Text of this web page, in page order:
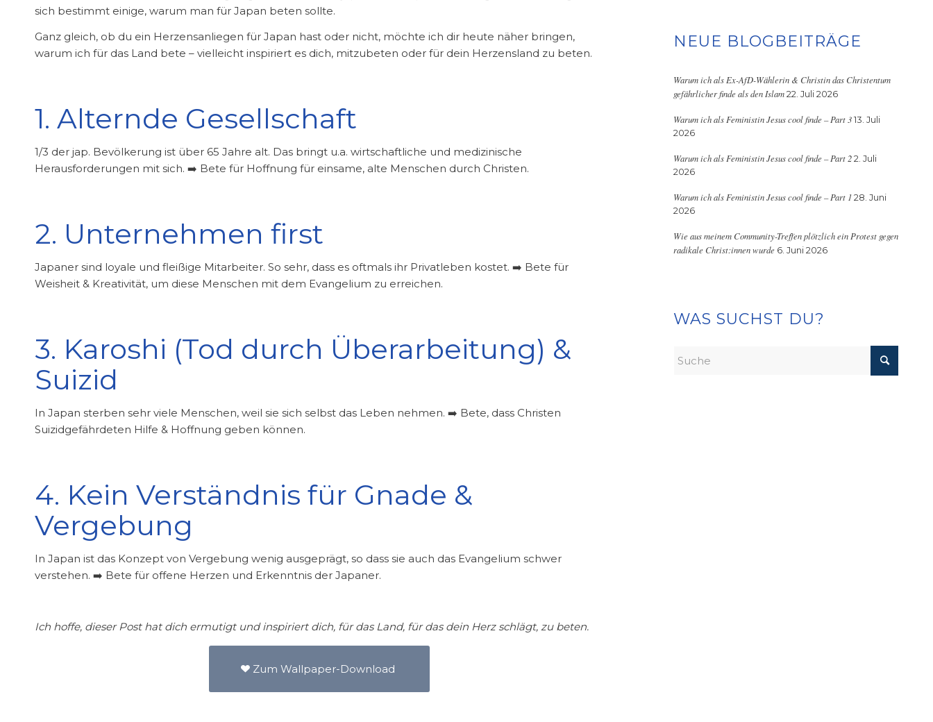
sich bestimmt einige, warum man für Japan beten sollte.
Ganz gleich, ob du ein Herzensanliegen für Japan hast oder nicht, möchte ich dir heute näher bringen,
warum ich für das Land bete – vielleicht inspiriert es dich, mitzubeten oder für dein Herzensland zu beten.
1. Alternde Gesellschaft
1/3 der jap. Bevölkerung ist über 65 Jahre alt. Das bringt u.a. wirtschaftliche und medizinische
Herausforderungen mit sich. ➡️ Bete für Hoffnung für einsame, alte Menschen durch Christen.
2. Unternehmen first
Japaner sind loyale und fleißige Mitarbeiter. So sehr, dass es oftmals ihr Privatleben kostet. ➡️ Bete für
Weisheit & Kreativität, um diese Menschen mit dem Evangelium zu erreichen.
3. Karoshi (Tod durch Überarbeitung) &
Suizid
In Japan sterben sehr viele Menschen, weil sie sich selbst das Leben nehmen. ➡️ Bete, dass Christen
Suizidgefährdeten Hilfe & Hoffnung geben können.
4. Kein Verständnis für Gnade &
Vergebung
In Japan ist das Konzept von Vergebung wenig ausgeprägt, so dass sie auch das Evangelium schwer
verstehen. ➡️ Bete für offene Herzen und Erkenntnis der Japaner.
Ich hoffe, dieser Post hat dich ermutigt und inspiriert dich, für das Land, für das dein Herz schlägt, zu beten.
Zum Wallpaper-Download
NEUE BLOGBEITRÄGE
Warum ich als Ex-AfD-Wählerin & Christin das Christentum
gefährlicher finde als den Islam 22. Juli 2026
Warum ich als Feministin Jesus cool finde – Part 3 13. Juli
2026
Warum ich als Feministin Jesus cool finde – Part 2 2. Juli
2026
Warum ich als Feministin Jesus cool finde – Part 1 28. Juni
2026
Wie aus meinem Community-Treffen plötzlich ein Protest gegen
radikale Christ:innen wurde 6. Juni 2026
WAS SUCHST DU?